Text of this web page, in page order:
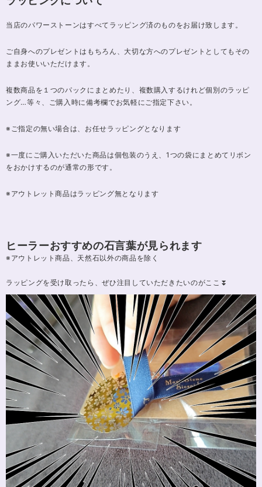
当店のパワーストーンはすべてラッピング済のものをお届け致します。
ご自身へのプレゼントはもちろん、大切な方へのプレゼントとしてもその
ままお使いいただけます。
複数商品を１つのパックにまとめたり、複数購入するけれど個別のラッピ
ング…等々、ご購入時に備考欄でお気軽にご指定下さい。
※ご指定の無い場合は、お任せラッピングとなります
※一度にご購入いただいた商品は個包装のうえ、1つの袋にまとめてリボン
をおかけするのが通常の形です。
※アウトレット商品はラッピング無となります
ヒーラーおすすめの石言葉が見られます
※アウトレット商品、天然石以外の商品を除く
ラッピングを受け取ったら、ぜひ注目していただきたいのがここ⏬